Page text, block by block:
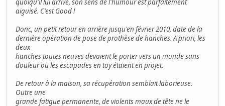
quoiqu'il lui arrive, son sens de l'humour est parfaitement
aiguisé. C'est Good !
Donc, un petit retour en arrière jusqu'en février 2010, date de la
dernière opération de pose de prothèse de hanches. A priori, les
deux
hanches toutes neuves devaient le porter vers un monde sans
douleur où les escapades en toy étaient en projet.
De retour à la maison, sa récupération semblait laborieuse.
Outre une
grande fatigue permanente, de violents maux de tête ne le